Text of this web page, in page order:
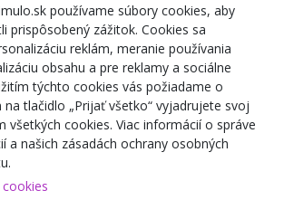
údajov GDPR
používame súbory cookies, aby
prispôsobený zážitok. Cookies sa
reklám, meranie používania
obsahu a pre reklamy a sociálne
týchto cookies vás požiadame o
na tlačidlo „Prijať všetko“ vyjadrujete svoj
všetkých cookies. Viac informácií o správe
a našich zásadách ochrany osobných